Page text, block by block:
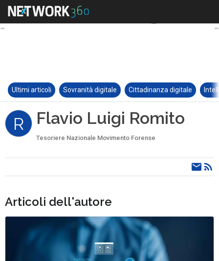
Ultimi articoli Sovranità digitale Cittadinanza digitale
R Flavio Luigi Romito
Tesoriere Nazionale Movimento Forense
Articoli dell'autore